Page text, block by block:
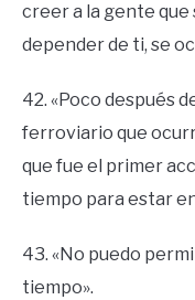
creer a la gente
depender de ti, se
42. «Poco después
ferroviario que
que fue el primer
tiempo para estar
43. «No puedo
tiempo».